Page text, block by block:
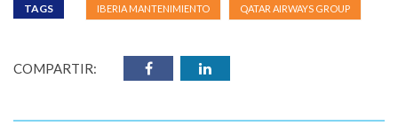
TAGS IBERIA MANTENIMIENTO QATAR AIRWAYS GROUP
COMPARTIR: